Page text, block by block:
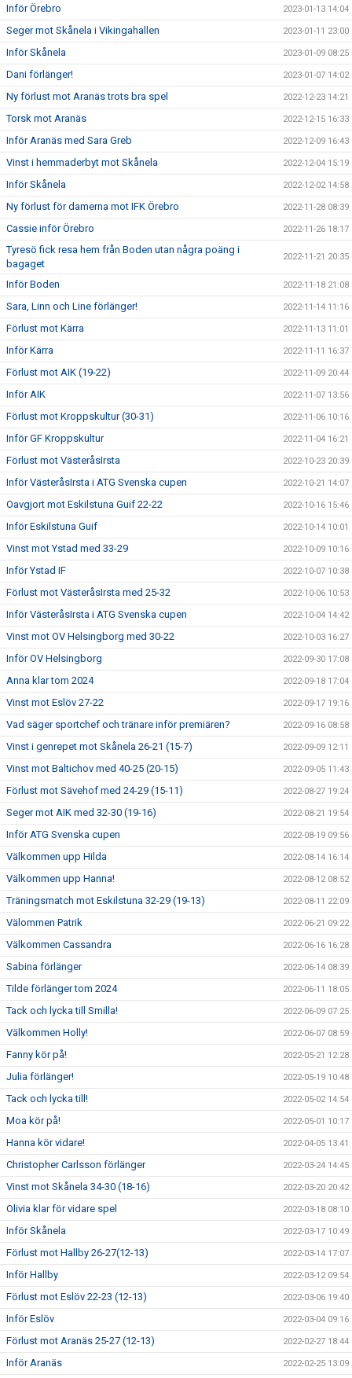
Inför Örebro 2023-01-13 14:04
Seger mot Skånela i Vikingahallen 2023-01-11 23:00
Inför Skånela 2023-01-09 08:25
Dani förlänger! 2023-01-07 14:02
Ny förlust mot Aranäs trots bra spel 2022-12-23 14:21
Torsk mot Aranäs 2022-12-15 16:33
Inför Aranäs med Sara Greb 2022-12-09 16:43
Vinst i hemmaderbyt mot Skånela 2022-12-04 15:19
Inför Skånela 2022-12-02 14:58
Ny förlust för damerna mot IFK Örebro 2022-11-28 08:39
Cassie inför Örebro 2022-11-26 18:17
Tyresö fick resa hem från Boden utan några poäng i
bagaget
2022-11-21 20:35
Inför Boden 2022-11-18 21:08
Sara, Linn och Line förlänger! 2022-11-14 11:16
Förlust mot Kärra 2022-11-13 11:01
Inför Kärra 2022-11-11 16:37
Förlust mot AIK (19-22) 2022-11-09 20:44
Inför AIK 2022-11-07 13:56
Förlust mot Kroppskultur (30-31) 2022-11-06 10:16
Inför GF Kroppskultur 2022-11-04 16:21
Förlust mot VästeråsIrsta 2022-10-23 20:39
Inför VästeråsIrsta i ATG Svenska cupen 2022-10-21 14:07
Oavgjort mot Eskilstuna Guif 22-22 2022-10-16 15:46
Inför Eskilstuna Guif 2022-10-14 10:01
Vinst mot Ystad med 33-29 2022-10-09 10:16
Inför Ystad IF 2022-10-07 10:38
Förlust mot VästeråsIrsta med 25-32 2022-10-06 10:53
Inför VästeråsIrsta i ATG Svenska cupen 2022-10-04 14:42
Vinst mot OV Helsingborg med 30-22 2022-10-03 16:27
Inför OV Helsingborg 2022-09-30 17:08
Anna klar tom 2024 2022-09-18 17:04
Vinst mot Eslöv 27-22 2022-09-17 19:16
Vad säger sportchef och tränare inför premiären? 2022-09-16 08:58
Vinst i genrepet mot Skånela 26-21 (15-7) 2022-09-09 12:11
Vinst mot Baltichov med 40-25 (20-15) 2022-09-05 11:43
Förlust mot Sävehof med 24-29 (15-11) 2022-08-27 19:24
Seger mot AIK med 32-30 (19-16) 2022-08-21 19:54
Inför ATG Svenska cupen 2022-08-19 09:56
Välkommen upp Hilda 2022-08-14 16:14
Välkommen upp Hanna! 2022-08-12 08:52
Träningsmatch mot Eskilstuna 32-29 (19-13) 2022-08-11 22:09
Välommen Patrik 2022-06-21 09:22
Välkommen Cassandra 2022-06-16 16:28
Sabina förlänger 2022-06-14 08:39
Tilde förlänger tom 2024 2022-06-11 18:05
Tack och lycka till Smilla! 2022-06-09 07:25
Välkommen Holly! 2022-06-07 08:59
Fanny kör på! 2022-05-21 12:28
Julia förlänger! 2022-05-19 10:48
Tack och lycka till! 2022-05-02 14:54
Moa kör på! 2022-05-01 10:17
Hanna kör vidare! 2022-04-05 13:41
Christopher Carlsson förlänger 2022-03-24 14:45
Vinst mot Skånela 34-30 (18-16) 2022-03-20 20:42
Olivia klar för vidare spel 2022-03-18 08:10
Inför Skånela 2022-03-17 10:49
Förlust mot Hallby 26-27(12-13) 2022-03-14 17:07
Inför Hallby 2022-03-12 09:54
Förlust mot Eslöv 22-23 (12-13) 2022-03-06 19:40
Inför Eslöv 2022-03-04 09:16
Förlust mot Aranäs 25-27 (12-13) 2022-02-27 18:44
Inför Aranäs 2022-02-25 13:09